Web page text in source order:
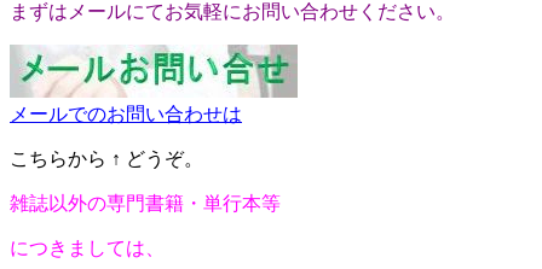
まずはメールにてお気軽にお問い合わせください。
メールでのお問い合わせは
こちらから ↑ どうぞ。
雑誌以外の専門書籍・単行本等
につきましては、